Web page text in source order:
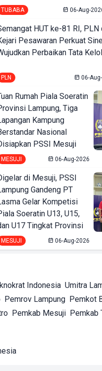
TUBABA 06-Aug-
HUT ke-81 RI, PLN
Pesawaran Perkuat
Perbaikan Tata
PLN 06-
Rumah Piala Soeratin
Lampung, Tiga
Kampung
Nasional
PSSI Mesuji
MESUJI 06-Aug-2026
di Mesuji, PSSI
Gandeng PT
Gelar Kompetisi
Soeratin U13, U15,
U17 Tingkat Provinsi
MESUJI 06-Aug-2026
Indonesia Umitra
Pemrov Lampung Pemkot
Pemkab Mesuji Pemkab